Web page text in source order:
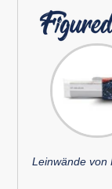
Leinwände von